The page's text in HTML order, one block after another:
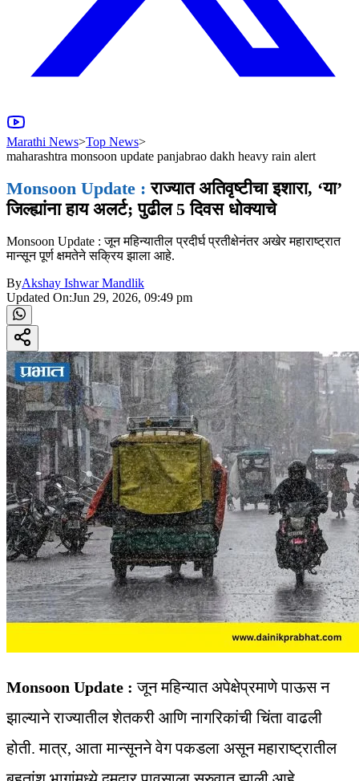
Marathi News>Top News>
maharashtra monsoon update panjabrao dakh heavy rain alert
Monsoon Update : राज्यात अतिवृष्टीचा इशारा, ‘या’
जिल्ह्यांना हाय अलर्ट; पुढील 5 दिवस धोक्याचे
Monsoon Update : जून महिन्यातील प्रदीर्घ प्रतीक्षेनंतर अखेर महाराष्ट्रात
मान्सून पूर्ण क्षमतेने सक्रिय झाला आहे.
ByAkshay Ishwar Mandlik
Updated On:Jun 29, 2026, 09:49 pm
Monsoon Update : जून महिन्यात अपेक्षेप्रमाणे पाऊस न
झाल्याने राज्यातील शेतकरी आणि नागरिकांची चिंता वाढली
होती. मात्र, आता मान्सूनने वेग पकडला असून महाराष्ट्रातील